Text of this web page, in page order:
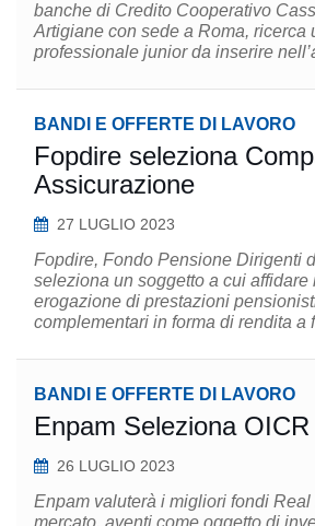
banche di Credito Cooperativo
Artigiane con sede a Roma, ricerca
professionale junior da inserire
BANDI E OFFERTE DI LAVORO
Fopdire seleziona
Assicurazione
27 LUGLIO 2023
Fopdire, Fondo Pensione Dirigenti
seleziona un soggetto a cui affidare
erogazione di prestazioni
complementari in forma di rendita a
BANDI E OFFERTE DI LAVORO
Enpam Seleziona
26 LUGLIO 2023
Enpam valuterà i migliori fondi Real
mercato, aventi come oggetto di